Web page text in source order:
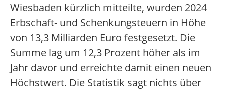
Wiesbaden kürzlich mitteilte, wurden 2024
Erbschaft- und Schenkungsteuern in Höhe
von 13,3 Milliarden Euro festgesetzt. Die
Summe lag um 12,3 Prozent höher als im
Jahr davor und erreichte damit einen neuen
Höchstwert. Die Statistik sagt nichts über